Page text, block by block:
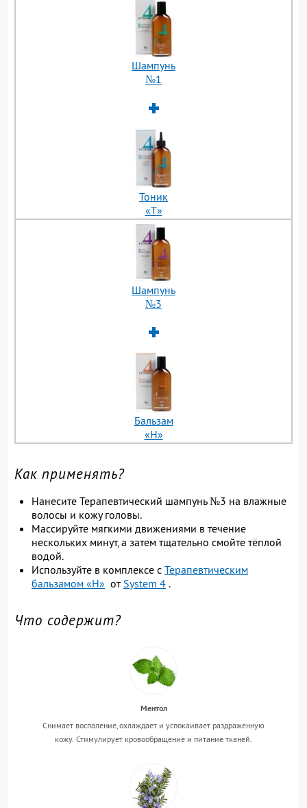
Шампунь
№1
Тоник
«Т»
Шампунь
№3
Бальзам
«H»
Как применять?
Нанесите Терапевтический шампунь №3 на влажные
волосы и кожу головы.
Массируйте мягкими движениями в течение
нескольких минут, а затем тщательно смойте тёплой
водой.
Используйте в комплексе с Терапевтическим
бальзамом «H» от System 4 .
Что содержит?
Ментол
Снимает воспаление, охлаждает и успокаивает раздраженную
кожу. Стимулирует кровообращение и питание тканей.